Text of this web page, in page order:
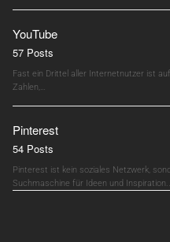
YouTube
57 Posts
Fast ein Drittel aller Internetnutzer ist
Zahlen,…
Pinterest
54 Posts
Pinterest ist kein soziales Netzwerk,
Suchmaschine für Ideen und